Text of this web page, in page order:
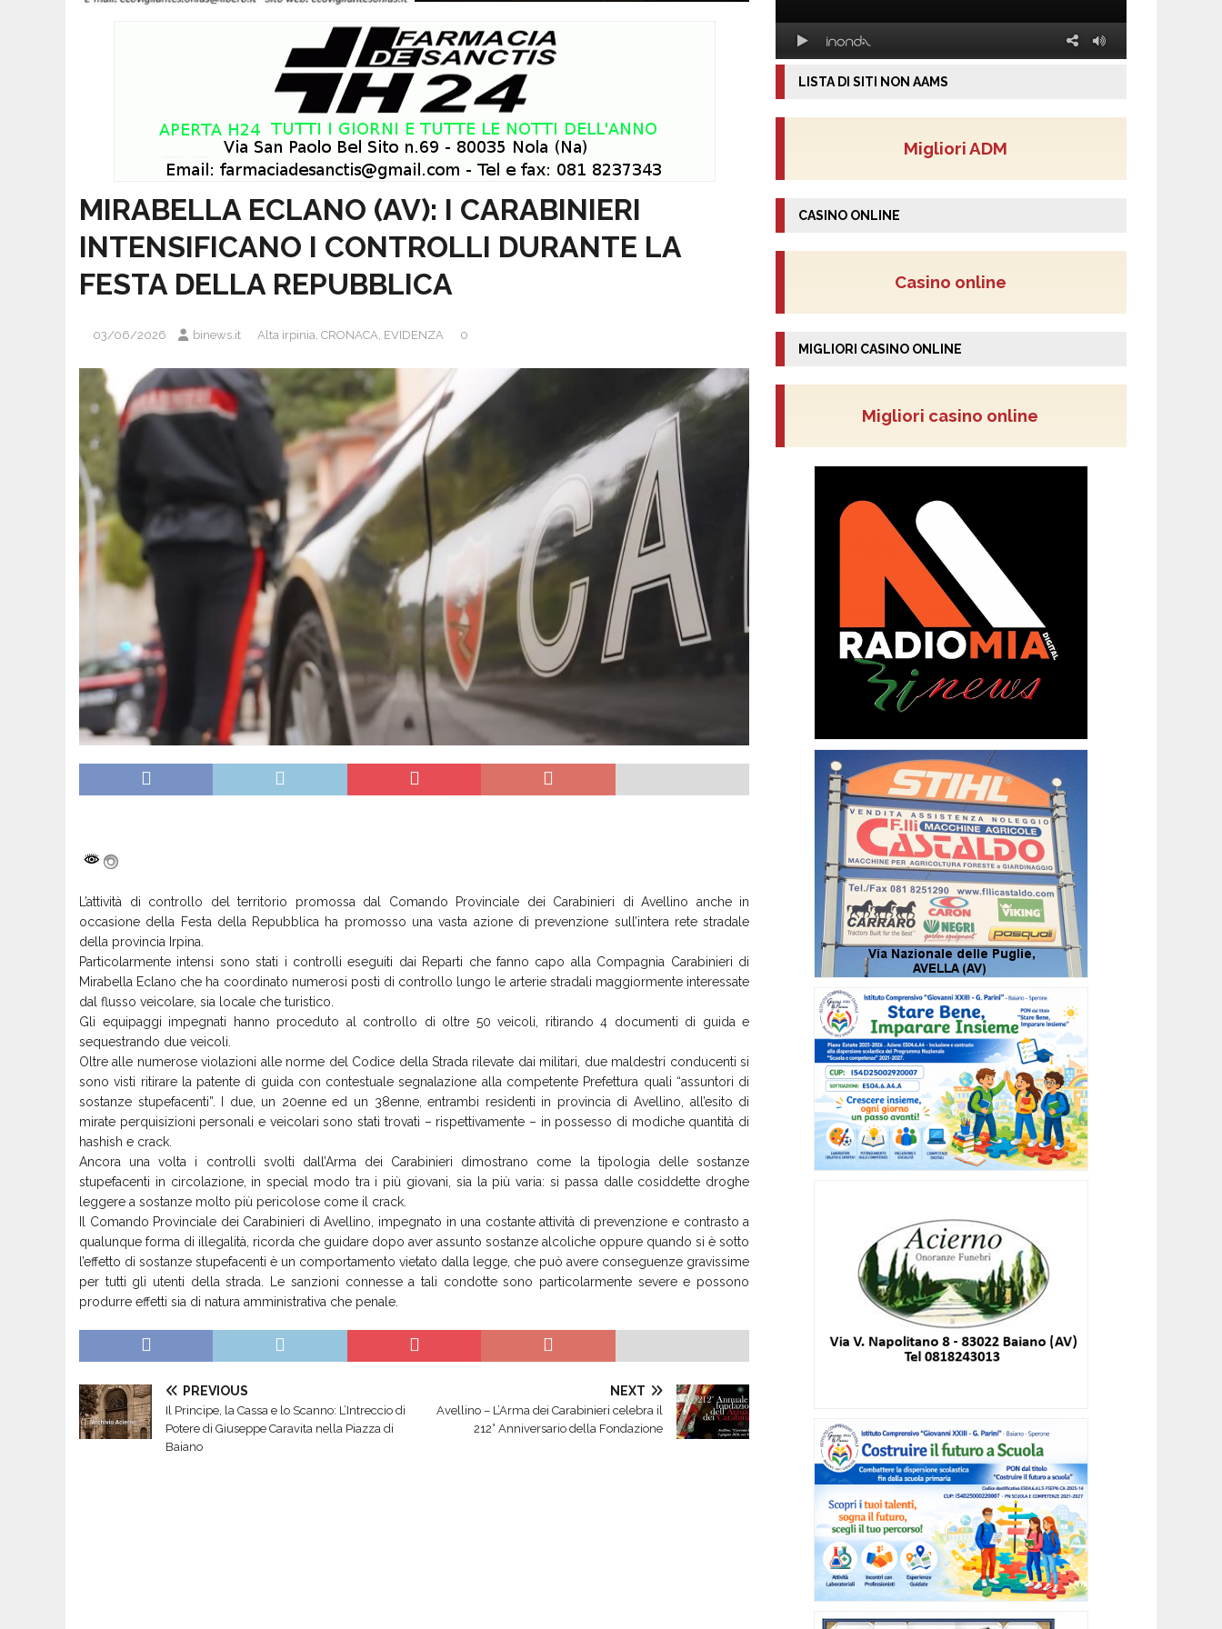
MIRABELLA ECLANO (AV): I CARABINIERI
INTENSIFICANO I CONTROLLI DURANTE LA
FESTA DELLA REPUBBLICA
03/06/2026 binews.it Alta irpinia, CRONACA, EVIDENZA 0
L’attività di controllo del territorio promossa dal Comando Provinciale dei Carabinieri di Avellino anche in
occasione della Festa della Repubblica ha promosso una vasta azione di prevenzione sull’intera rete stradale
della provincia Irpina.
Particolarmente intensi sono stati i controlli eseguiti dai Reparti che fanno capo alla Compagnia Carabinieri di
Mirabella Eclano che ha coordinato numerosi posti di controllo lungo le arterie stradali maggiormente interessate
dal flusso veicolare, sia locale che turistico.
Gli equipaggi impegnati hanno proceduto al controllo di oltre 50 veicoli, ritirando 4 documenti di guida e
sequestrando due veicoli.
Oltre alle numerose violazioni alle norme del Codice della Strada rilevate dai militari, due maldestri conducenti si
sono visti ritirare la patente di guida con contestuale segnalazione alla competente Prefettura quali “assuntori di
sostanze stupefacenti”. I due, un 20enne ed un 38enne, entrambi residenti in provincia di Avellino, all’esito di
mirate perquisizioni personali e veicolari sono stati trovati – rispettivamente – in possesso di modiche quantità di
hashish e crack.
Ancora una volta i controlli svolti dall’Arma dei Carabinieri dimostrano come la tipologia delle sostanze
stupefacenti in circolazione, in special modo tra i più giovani, sia la più varia: si passa dalle cosiddette droghe
leggere a sostanze molto più pericolose come il crack.
Il Comando Provinciale dei Carabinieri di Avellino, impegnato in una costante attività di prevenzione e contrasto a
qualunque forma di illegalità, ricorda che guidare dopo aver assunto sostanze alcoliche oppure quando si è sotto
l’effetto di sostanze stupefacenti è un comportamento vietato dalla legge, che può avere conseguenze gravissime
per tutti gli utenti della strada. Le sanzioni connesse a tali condotte sono particolarmente severe e possono
produrre effetti sia di natura amministrativa che penale.
PREVIOUS
​Il Principe, la Cassa e lo Scanno: L’Intreccio di
Potere di Giuseppe Caravita nella Piazza di
Baiano
NEXT
Avellino – L’Arma dei Carabinieri celebra il
212° Anniversario della Fondazione
LISTA DI SITI NON AAMS
Migliori ADM
CASINO ONLINE
Casino online
MIGLIORI CASINO ONLINE
Migliori casino online